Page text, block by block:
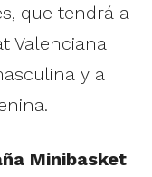
que tendrá a
Valenciana
y a
Minibasket